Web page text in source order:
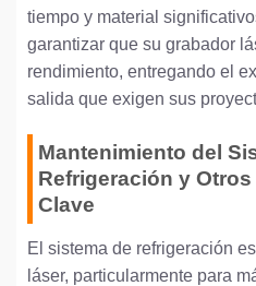
tiempo y material
garantizar que su grabador
rendimiento, entregando el
salida que exigen sus
Mantenimiento del
Refrigeración y
Clave
El sistema de refrigeración
láser, particularmente para